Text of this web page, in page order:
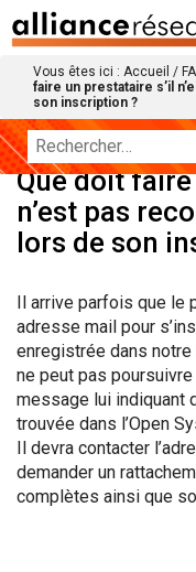
Vous êtes ici : Accueil /
faire un prestataire s’il
son inscription ?
Que doit
n’est pas
lors de son
Il arrive parfois que le
adresse mail pour
enregistrée dans
ne peut pas
message lui indiquant
trouvée dans l’Open
Il devra contacter
demander un
complètes ainsi que